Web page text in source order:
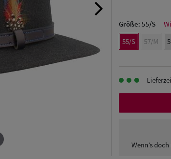
Größe: 55/S
55/S
57/M
Wenn’s